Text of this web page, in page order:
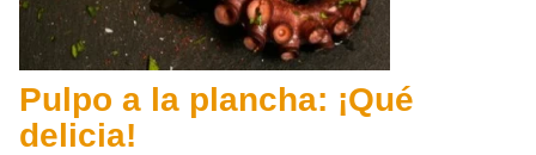
Pulpo a la plancha: ¡Qué
delicia!